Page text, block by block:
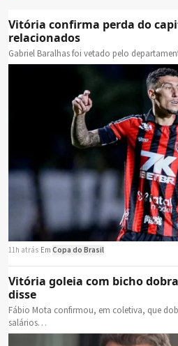
Vitória confirma perda do
relacionados
Gabriel Baralhas foi vetado pelo
11h atrás Em Copa do Brasil
Vitória goleia com bicho
disse
Fábio Mota confirmou, em coletiva, que
salários…